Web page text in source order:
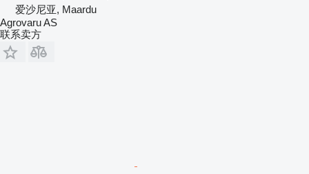
爱沙尼亚, Maardu
Agrovaru AS
联系卖方